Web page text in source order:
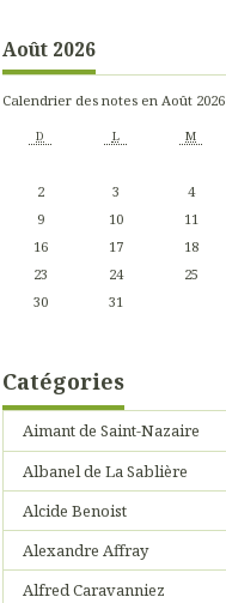
Août 2026
Calendrier des notes en Août 2026
D L M
2
3 4
9
10 11
16
17 18
23
24 25
30
31
Catégories
Aimant de Saint-Nazaire
Albanel de La Sablière
Alcide Benoist
Alexandre Affray
Alfred Caravanniez